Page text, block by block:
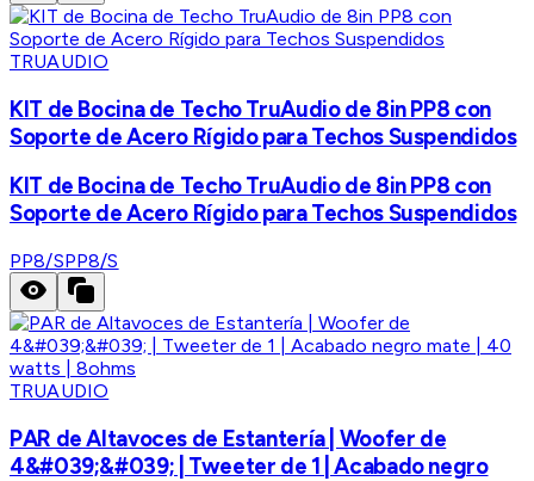
TRUAUDIO
KIT de Bocina de Techo TruAudio de 8in PP8 con
Soporte de Acero Rígido para Techos Suspendidos
KIT de Bocina de Techo TruAudio de 8in PP8 con
Soporte de Acero Rígido para Techos Suspendidos
PP8/SPP8/S
TRUAUDIO
PAR de Altavoces de Estantería | Woofer de
4&#039;&#039; | Tweeter de 1 | Acabado negro